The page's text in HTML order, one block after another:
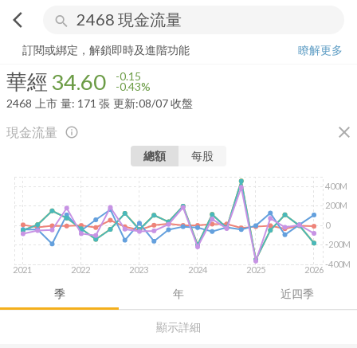
arrow_back_ios search
華經 34.60-0.43%
訂閱或綁定，解鎖即時及進階功能
瞭解更多
華經 34.60 -0.15
-0.43%
2468
上市 量: 171 張 更新:08/07 收盤
現金流量 close
顯示詳細
info_outline
季 年 近四季
總額 每股
2021 2022 2023 2024 2025 2026
-400M
-200M
0
200M
400M